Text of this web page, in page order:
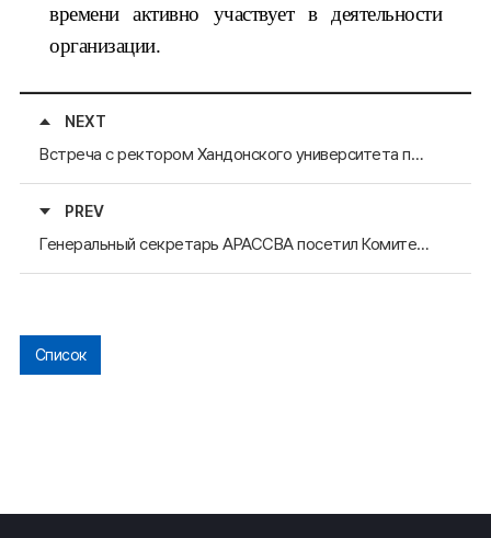
времени активно участвует в деятельности
организации.
NEXT
Встреча с ректором Хандонского университета по вопросу проведния Форума молодых лидеров-2025
PREV
Генеральный секретарь АРАССВА посетил Комитет по планированию и экономике Провинциального совета Кёнсанбук-до
Список